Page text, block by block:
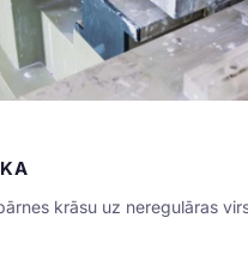
krāsu uz neregulāras